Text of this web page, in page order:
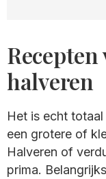
halveren
Het is echt
een grotere of
Halveren of
prima.